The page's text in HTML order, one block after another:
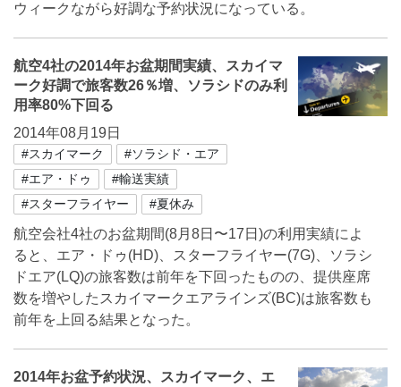
ウィークながら好調な予約状況になっている。
航空4社の2014年お盆期間実績、スカイマ
ーク好調で旅客数26％増、ソラシドのみ利
用率80%下回る
2014年08月19日
#スカイマーク
#ソラシド・エア
#エア・ドゥ
#輸送実績
#スターフライヤー
#夏休み
航空会社4社のお盆期間(8月8日〜17日)の利用実績によ
ると、エア・ドゥ(HD)、スターフライヤー(7G)、ソラシ
ドエア(LQ)の旅客数は前年を下回ったものの、提供座席
数を増やしたスカイマークエアラインズ(BC)は旅客数も
前年を上回る結果となった。
2014年お盆予約状況、スカイマーク、エ